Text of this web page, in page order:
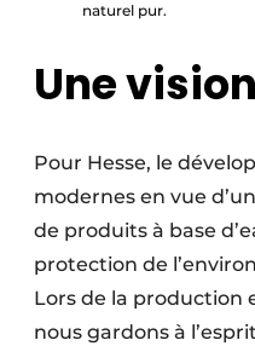
naturel pur.
Une
Pour Hesse, le
modernes en vue
de produits à base
protection de
Lors de la production
nous gardons à